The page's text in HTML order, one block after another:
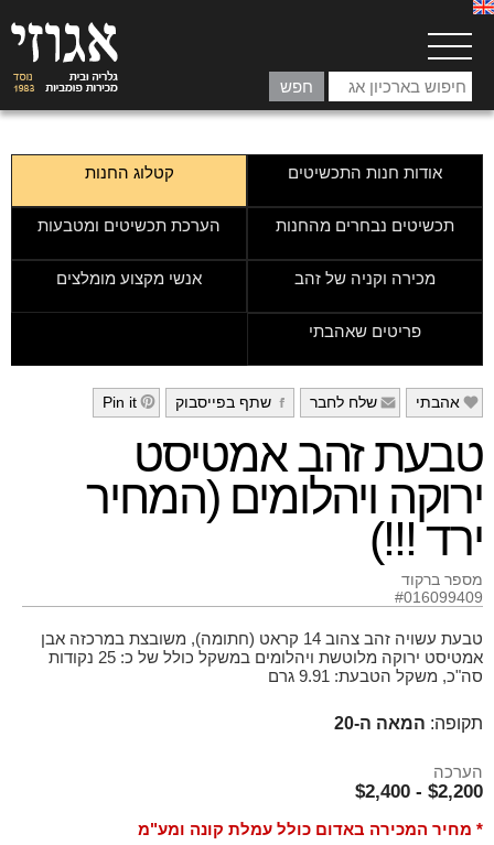
אודות חנות התכשיטים קטלוג החנות
תכשיטים נבחרים מהחנות הערכת תכשיטים ומטבעות
מכירה וקניה של זהב אנשי מקצוע מומלצים
פריטים שאהבתי
e אהבתי f שלח לחבר g שתף בפייסבוק h
Pin it
טבעת זהב אמטיסט
ירוקה ויהלומים (המחיר
ירד !!!)
מספר ברקוד
#016099409
טבעת עשויה זהב צהוב 14 קראט (חתומה), משובצת במרכזה אבן
אמטיסט ירוקה מלוטשת ויהלומים במשקל כולל של כ: 25 נקודות
סה"כ, משקל הטבעת: 9.91 גרם
תקופה: המאה ה-20
הערכה
$2,200 - $2,400
* מחיר המכירה באדום כולל עמלת קונה ומע"מ